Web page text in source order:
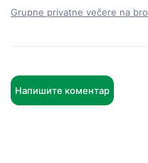
Grupne privatne večere na
Напишите коментар